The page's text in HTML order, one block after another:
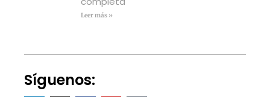
Leer más »
Síguenos: